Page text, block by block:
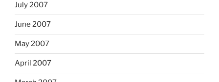
July 2007
June 2007
May 2007
April 2007